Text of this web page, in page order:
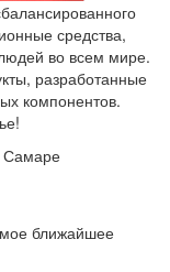
средства,
во всем мире.
разработанные
компонентов.
Самаре
ближайшее